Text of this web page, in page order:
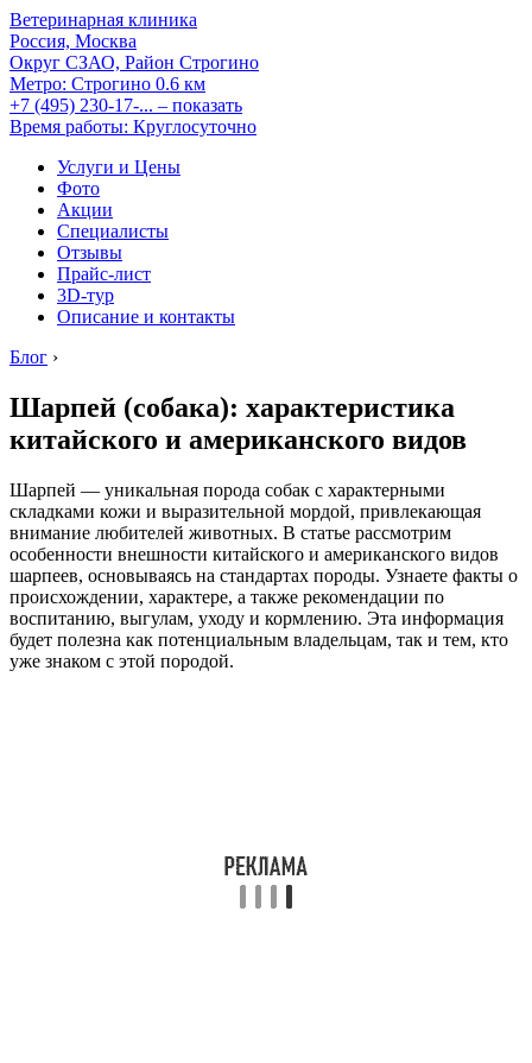
Ветеринарная клиника
Россия, Москва
Округ СЗАО, Район Строгино
Метро: Строгино 0.6 км
+7 (495) 230-17-... – показать
Время работы: Круглосуточно
Услуги и Цены
Фото
Акции
Специалисты
Отзывы
Прайс-лист
3D-тур
Описание и контакты
Блог ›
Шарпей (собака): характеристика
китайского и американского видов
Шарпей — уникальная порода собак с характерными
складками кожи и выразительной мордой, привлекающая
внимание любителей животных. В статье рассмотрим
особенности внешности китайского и американского видов
шарпеев, основываясь на стандартах породы. Узнаете факты о
происхождении, характере, а также рекомендации по
воспитанию, выгулам, уходу и кормлению. Эта информация
будет полезна как потенциальным владельцам, так и тем, кто
уже знаком с этой породой.